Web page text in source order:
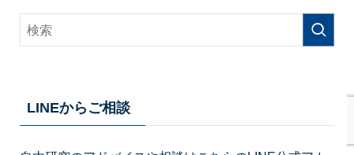
LINEからご相談